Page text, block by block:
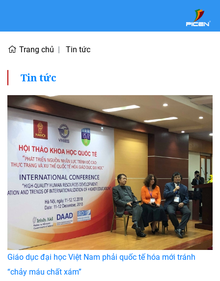
Trang chủ Tin tức
Tin tức
Giáo dục đại học Việt Nam phải quốc tế hóa mới tránh
“chảy máu chất xám”